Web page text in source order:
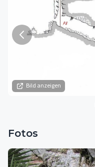
Bild anzeigen
Fotos